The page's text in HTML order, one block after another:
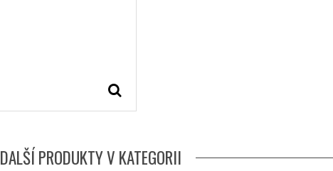
DALŠÍ PRODUKTY V KATEGORII